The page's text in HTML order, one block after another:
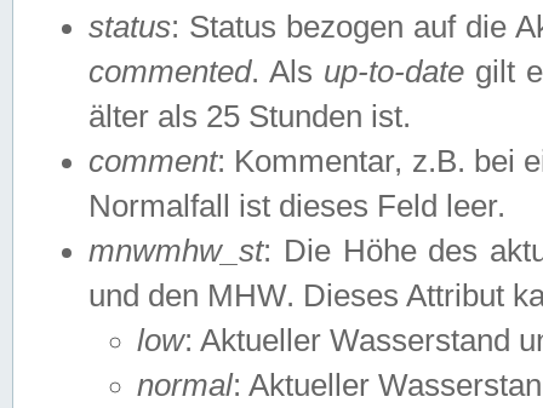
status: Status bezogen auf die
commented. Als up-to-date gilt
älter als 25 Stunden ist.
comment: Kommentar, z.B. bei
Normalfall ist dieses Feld leer.
mnwmhw_st: Die Höhe des
und den MHW. Dieses Attribut
low: Aktueller Wasserstand
normal: Aktueller